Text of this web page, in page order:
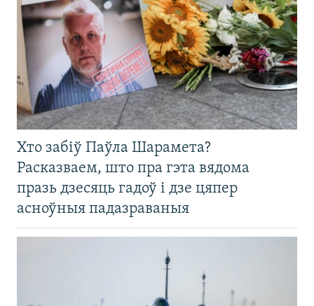
Хто забіў Паўла Шарамета?
Расказваем, што пра гэта вядома
празь дзесяць гадоў і дзе цяпер
асноўныя падазраваныя